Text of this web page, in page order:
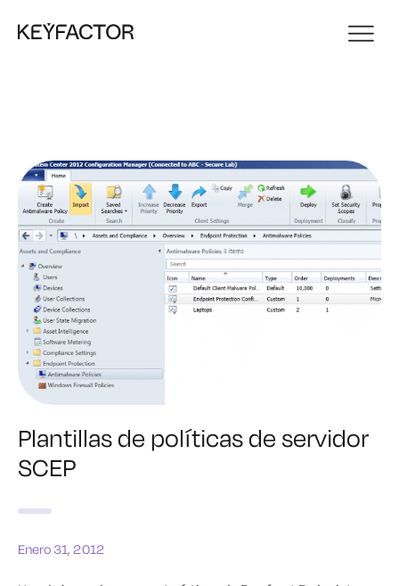
Plantillas de políticas de servidor
SCEP
Enero 31, 2012